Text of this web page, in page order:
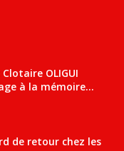
OLIGUI
à la mémoire...
de retour chez les